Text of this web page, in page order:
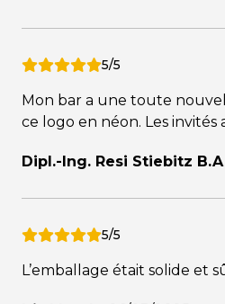
5/5
Mon bar a une toute
ce logo en néon. Les invités
Dipl.-Ing. Resi Stiebitz
5/5
L’emballage était solide et